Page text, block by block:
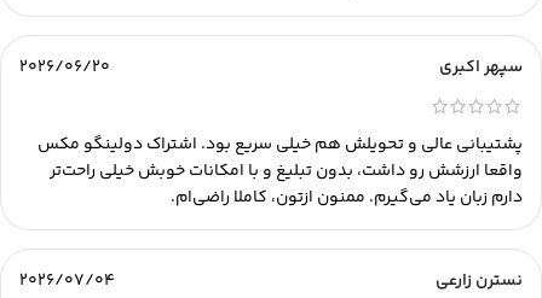
سپهر اکبری 2026/06/20
پشتیبانی عالی و تحویلش هم خیلی سریع بود. اشتراک دولینگو مکس
واقعا ارزشش رو داشت، بدون تبلیغ و با امکانات خوبش خیلی راحت‌تر
دارم زبان یاد می‌گیرم. ممنون ازتون، کاملا راضی‌ام.
نسترن زارعی 2026/07/04